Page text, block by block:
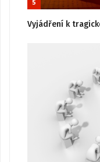
5
Vyjádření k